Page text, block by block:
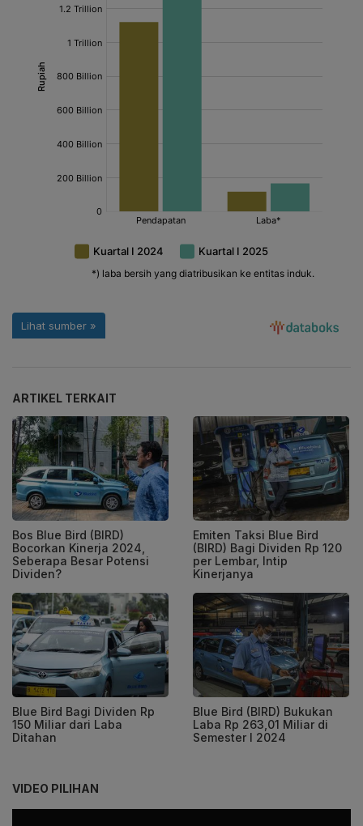
ARTIKEL TERKAIT
Bos Blue Bird (BIRD)
Bocorkan Kinerja 2024,
Seberapa Besar Potensi
Dividen?
Emiten Taksi Blue Bird
(BIRD) Bagi Dividen Rp 120
per Lembar, Intip
Kinerjanya
Blue Bird Bagi Dividen Rp
150 Miliar dari Laba
Ditahan
Blue Bird (BIRD) Bukukan
Laba Rp 263,01 Miliar di
Semester I 2024
VIDEO PILIHAN